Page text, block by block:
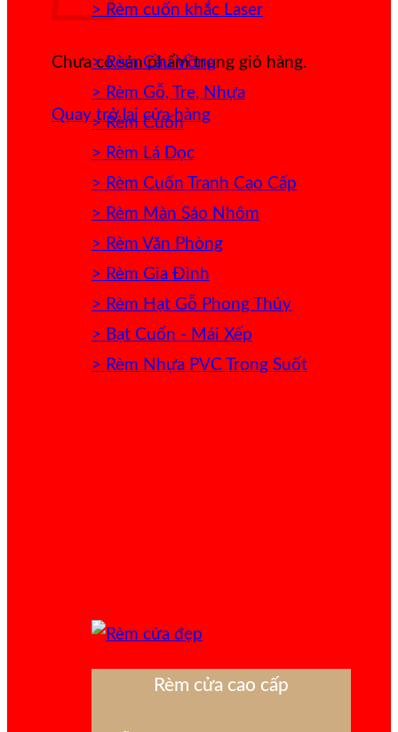
Chưa có sản phẩm trong giỏ hàng.
Quay trở lại cửa hàng
> Rèm cuốn khắc Laser
> Rèm Cầu Vồng
> Rèm Gỗ, Tre, Nhựa
> Rèm Cuốn
> Rèm Lá Dọc
> Rèm Cuốn Tranh Cao Cấp
> Rèm Màn Sáo Nhôm
> Rèm Văn Phòng
> Rèm Gia Đình
> Rèm Hạt Gỗ Phong Thủy
> Bạt Cuốn - Mái Xếp
> Rèm Nhựa PVC Trong Suốt
Rèm cửa cao cấp